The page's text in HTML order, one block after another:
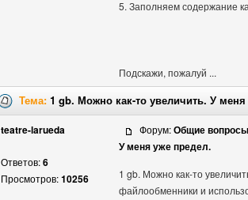
5. Заполняем содержание
Подскажи, пожалуй ...
Тема: 1 gb. Можно как-то увеличить. У
teatre-larueda
Ответов:6
Просмотров:10256
Форум:Общие вопросы
У меня уже предел.
1 gb. Можно как-то
файлообменники и